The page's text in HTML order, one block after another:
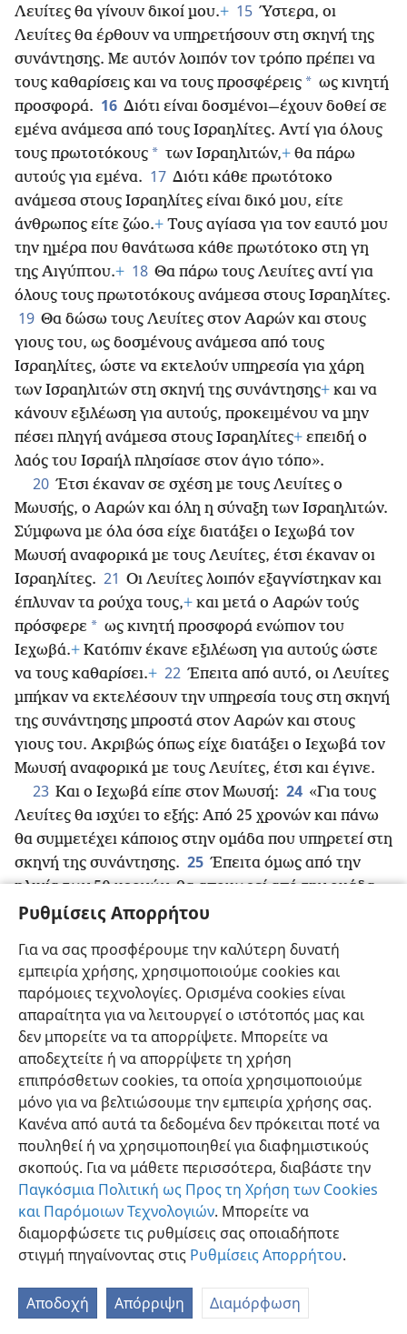
Ρυθμίσεις Απορρήτου
Για να σας προσφέρουμε την καλύτερη δυνατή
εμπειρία χρήσης, χρησιμοποιούμε cookies και
παρόμοιες τεχνολογίες. Ορισμένα cookies είναι
απαραίτητα για να λειτουργεί ο ιστότοπός μας και
δεν μπορείτε να τα απορρίψετε. Μπορείτε να
αποδεχτείτε ή να απορρίψετε τη χρήση
επιπρόσθετων cookies, τα οποία χρησιμοποιούμε
μόνο για να βελτιώσουμε την εμπειρία χρήσης σας.
Κανένα από αυτά τα δεδομένα δεν πρόκειται ποτέ να
πουληθεί ή να χρησιμοποιηθεί για διαφημιστικούς
σκοπούς. Για να μάθετε περισσότερα, διαβάστε την
Παγκόσμια Πολιτική ως Προς τη Χρήση των Cookies
και Παρόμοιων Τεχνολογιών. Μπορείτε να
διαμορφώσετε τις ρυθμίσεις σας οποιαδήποτε
στιγμή πηγαίνοντας στις Ρυθμίσεις Απορρήτου.
Αποδοχή Απόρριψη Διαμόρφωση
Λευίτες θα γίνουν δικοί μου.+ 15 Ύστερα, οι
Λευίτες θα έρθουν να υπηρετήσουν στη σκηνή της
συνάντησης. Με αυτόν λοιπόν τον τρόπο πρέπει να
τους καθαρίσεις και να τους προσφέρεις * ως κινητή
προσφορά. 16 Διότι είναι δοσμένοι—έχουν δοθεί σε
εμένα ανάμεσα από τους Ισραηλίτες. Αντί για όλους
τους πρωτοτόκους * των Ισραηλιτών,+ θα πάρω
αυτούς για εμένα. 17 Διότι κάθε πρωτότοκο
ανάμεσα στους Ισραηλίτες είναι δικό μου, είτε
άνθρωπος είτε ζώο.+ Τους αγίασα για τον εαυτό μου
την ημέρα που θανάτωσα κάθε πρωτότοκο στη γη
της Αιγύπτου.+ 18 Θα πάρω τους Λευίτες αντί για
όλους τους πρωτοτόκους ανάμεσα στους Ισραηλίτες.
19 Θα δώσω τους Λευίτες στον Ααρών και στους
γιους του, ως δοσμένους ανάμεσα από τους
Ισραηλίτες, ώστε να εκτελούν υπηρεσία για χάρη
των Ισραηλιτών στη σκηνή της συνάντησης+ και να
κάνουν εξιλέωση για αυτούς, προκειμένου να μην
πέσει πληγή ανάμεσα στους Ισραηλίτες+ επειδή ο
λαός του Ισραήλ πλησίασε στον άγιο τόπο».
20 Έτσι έκαναν σε σχέση με τους Λευίτες ο
Μωυσής, ο Ααρών και όλη η σύναξη των Ισραηλιτών.
Σύμφωνα με όλα όσα είχε διατάξει ο Ιεχωβά τον
Μωυσή αναφορικά με τους Λευίτες, έτσι έκαναν οι
Ισραηλίτες. 21 Οι Λευίτες λοιπόν εξαγνίστηκαν και
έπλυναν τα ρούχα τους,+ και μετά ο Ααρών τούς
πρόσφερε * ως κινητή προσφορά ενώπιον του
Ιεχωβά.+ Κατόπιν έκανε εξιλέωση για αυτούς ώστε
να τους καθαρίσει.+ 22 Έπειτα από αυτό, οι Λευίτες
μπήκαν να εκτελέσουν την υπηρεσία τους στη σκηνή
της συνάντησης μπροστά στον Ααρών και στους
γιους του. Ακριβώς όπως είχε διατάξει ο Ιεχωβά τον
Μωυσή αναφορικά με τους Λευίτες, έτσι και έγινε.
23 Και ο Ιεχωβά είπε στον Μωυσή: 24 «Για τους
Λευίτες θα ισχύει το εξής: Από 25 χρονών και πάνω
θα συμμετέχει κάποιος στην ομάδα που υπηρετεί στη
σκηνή της συνάντησης. 25 Έπειτα όμως από την
ηλικία των 50 χρονών, θα αποχωρεί από την ομάδα
υπηρεσίας και δεν θα υπηρετεί πια.
τις ευθύνες που σχετίζονται με τη σκηνή της
συνάντησης, αλλά αυτός δεν πρέπει να εκτελεί την
υπηρεσία εκεί. Έτσι πρέπει να κάνεις αναφορικά με
τους Λευίτες και τις ευθύνες τους».
Ελληνική Κοινή Χρήση Προτιμήσεις
Copyright © 2026 Watch Tower Bible and Tract Society of Pennsylvania
Όροι Χρήσης Πολιτική Απορρήτου
Ρυθμίσεις Απορρήτου
JW.ORG
Σύνδεση